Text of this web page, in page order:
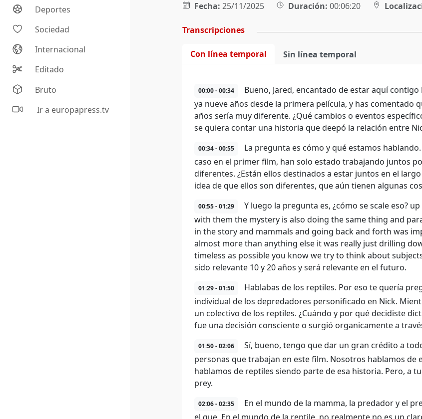
Deportes
Sociedad
Internacional
Editado
Bruto
Ir a europapress.tv
Fecha: 25/11/2025 Duración: 00:06:20
Transcripciones
Con línea temporal Sin línea temporal
00:00 - 00:34
Bueno, Jared, encantado de estar aquí
ya nueve años desde la primera película, y has comentado
años sería muy diferente. ¿Qué cambios o eventos
se quiera contar una historia que deepó la relación entre
00:34 - 00:55
La pregunta es cómo y qué estamos
caso en el primer film, han solo estado trabajando juntos
diferentes. ¿Están ellos destinados a estar juntos en el
idea de que ellos son diferentes, que aún tienen algunas
00:55 - 01:29
Y luego la pregunta es, ¿cómo se scale eso?
with them the mystery is also doing the same thing and
in the story and mammals and going back and forth was
almost more than anything else it was really just drilling
timeless as possible you know we try to think about
sido relevante 10 y 20 años y será relevante en el futuro.
01:29 - 01:50
Hablabas de los reptiles. Por eso te quería
individual de los depredadores personificado en Nick.
un colectivo de los reptiles. ¿Cuándo y por qué decidiste
fue una decisión consciente o surgió organicamente a
01:50 - 02:06
Sí, bueno, tengo que dar un gran crédito a
personas que trabajan en este film. Nosotros hablamos de
hablamos de reptiles siendo parte de esa historia. Pero, a
prey.
02:06 - 02:35
En el mundo de la mamma, la predador y el